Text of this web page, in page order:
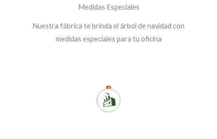
Medidas Especiales
Nuestra fábrica te brinda el árbol de navidad con
medidas especiales para tu oficina